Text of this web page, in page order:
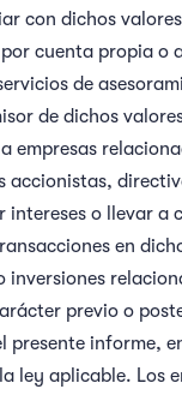
con dichos
cuenta propia o
de
de dichos
empresas
accionistas,
intereses o llevar a
en
inversiones
previo o
presente informe,
ley aplicable. Los